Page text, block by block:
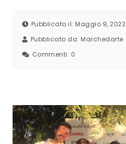
Pubblicato il: Maggio 9, 2022
Pubblicato da: Marchedarte
Commenti: 0